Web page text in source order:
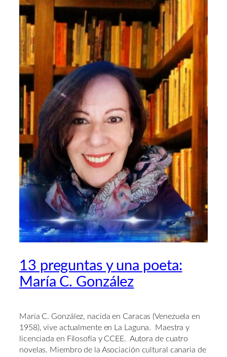
13 preguntas y una poeta:
María C. González
María C. González, nacida en Caracas (Venezuela en
1958), vive actualmente en La Laguna. Maestra y
licenciada en Filosofía y CCEE. Autora de cuatro
novelas. Miembro de la Asociación cultural canaria de